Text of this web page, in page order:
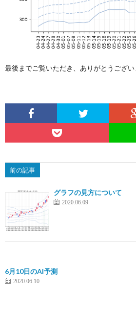
最後までご覧いただき、ありがとうござい
前の記事
グラフの見方について
2020.06.09
6月10日のAI予測
2020.06.10